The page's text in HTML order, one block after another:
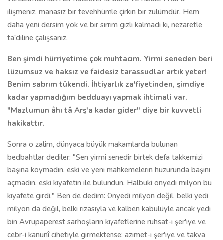
ilişmeniz, manasız bir tevehhümle çirkin bir zulümdür. Hem
daha yeni dersim yok ve bir sırrım gizli kalmadı ki, nezaretle
ta'diline çalışsanız.
Ben şimdi hürriyetime çok muhtacım. Yirmi seneden beri
lüzumsuz ve haksız ve faidesiz tarassudlar artık yeter!
Benim sabrım tükendi. İhtiyarlık za'fiyetinden, şimdiye
kadar yapmadığım bedduayı yapmak ihtimali var.
"Mazlumun âhı tâ Arş'a kadar gider" diye bir kuvvetli
hakikattır.
Sonra o zalim, dünyaca büyük makamlarda bulunan
bedbahtlar dediler: "Sen yirmi senedir birtek defa takkemizi
başına koymadın, eski ve yeni mahkemelerin huzurunda başını
açmadın, eski kıyafetin ile bulundun. Halbuki onyedi milyon bu
kıyafete girdi." Ben de dedim: Onyedi milyon değil, belki yedi
milyon da değil, belki rızasıyla ve kalben kabulüyle ancak yedi
bin Avrupaperest sarhoşların kıyafetlerine ruhsat-ı şer'iye ve
cebr-i kanunî cihetiyle girmektense; azimet-i şer'iye ve takva